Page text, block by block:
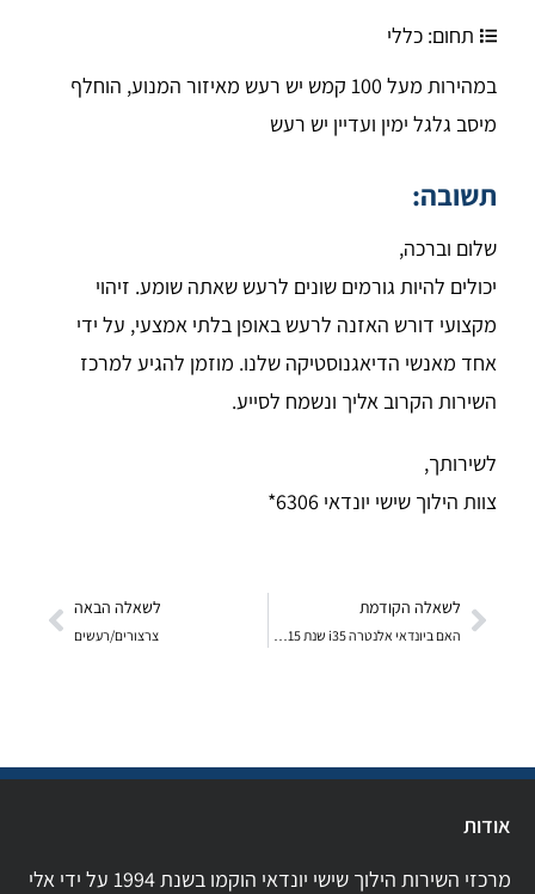
תחום: כללי
במהירות מעל 100 קמש יש רעש מאיזור המנוע, הוחלף
מיסב גלגל ימין ועדיין יש רעש
תשובה:
שלום וברכה,
יכולים להיות גורמים שונים לרעש שאתה שומע. זיהוי
מקצועי דורש האזנה לרעש באופן בלתי אמצעי, על ידי
אחד מאנשי הדיאגנוסטיקה שלנו. מוזמן להגיע למרכז
השירות הקרוב אליך ונשמח לסייע.
לשירותך,
צוות הילוך שישי יונדאי 6306*
לשאלה הקודמת לשאלה הבאה
צרצורים/רעשים
אודות
מרכזי השירות הילוך שישי יונדאי הוקמו בשנת 1994 על ידי אלי